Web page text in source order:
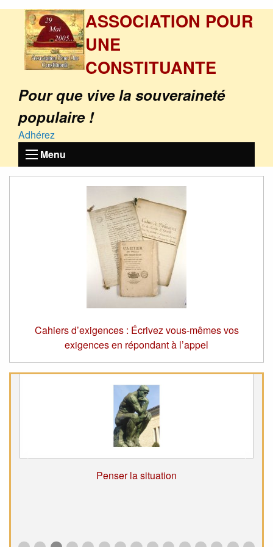
ASSOCIATION POUR
UNE
CONSTITUANTE
Pour que vive la souveraineté
populaire !
Adhérez
Menu
Cahiers d’exigences : Écrivez vous-mêmes vos
exigences en répondant à l’appel
Penser la situation